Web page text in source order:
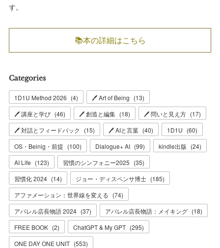
す。
📚本の詳細はこちら
Categories
1D1U Method 2026 (4) 🖊 Art of Being (13)
🖊 講座と学び (46) 🖊 創造と編集 (18) 🖊 問いと見え方 (17)
🖊 対話とフィードバック
(15) 🖊 AIと言葉 (40) 1D1U (60)
OS・Beinig・前提 (100) Dialogue+ AI (99) kindle出版 (24)
AI Life (123) 習慣のシンフォニー2025 (35)
習慣化 2024 (14) ジョー・ディスペンサ博士 (185)
アファメーション：世界線を変える (74)
アパレル店長物語 2024 (37) アパレル店長物語：メイキング (18)
FREE BOOK (2) ChatGPT & My GPT (295)
ONE DAY ONE UNIT (553)